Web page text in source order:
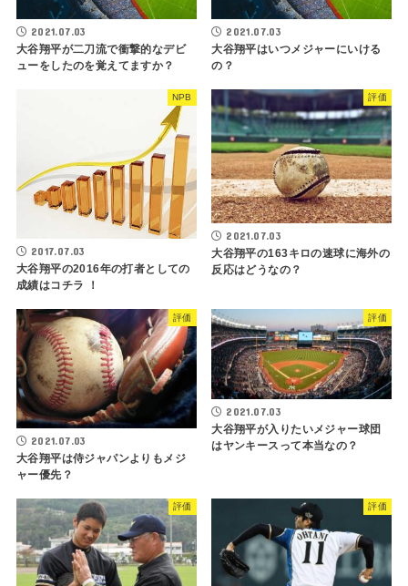
2021.07.03
大谷翔平が二刀流で衝撃的なデビ
ューをしたのを覚えてますか？
2021.07.03
大谷翔平はいつメジャーにいける
の？
NPB
2017.07.03
大谷翔平の2016年の打者としての
成績はコチラ ！
評価
2021.07.03
大谷翔平の163キロの速球に海外の
反応はどうなの？
評価
2021.07.03
大谷翔平は侍ジャパンよりもメジ
ャー優先？
評価
2021.07.03
大谷翔平が入りたいメジャー球団
はヤンキースって本当なの？
評価 評価